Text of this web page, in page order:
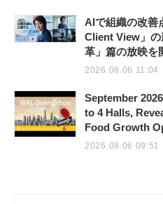
AIで組織の改善
Client View」の
革」篇の放映を
2026.08.06 11:04
September
to 4 Halls,
Food Growth
2026.08.06 09:51